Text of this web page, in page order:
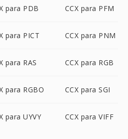
para PDB CCX para PFM
para PICT CCX para PNM
para RAS CCX para RGB
para RGBO CCX para SGI
para UYVY CCX para VIFF